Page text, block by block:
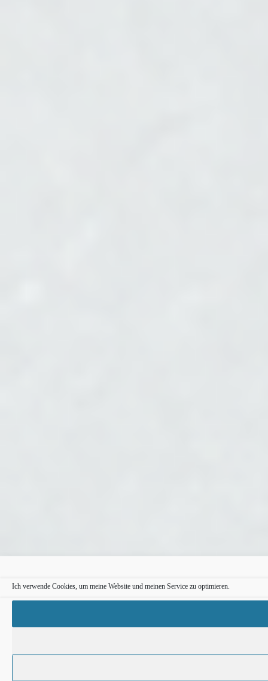
Ich verwende Cookies, um meine Website und meinen Service zu optimieren.